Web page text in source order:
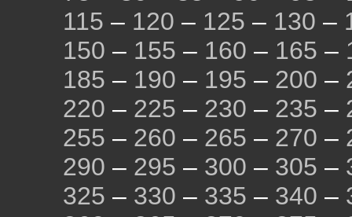
115 – 120 – 125 – 130 –
150 – 155 – 160 – 165 –
185 – 190 – 195 – 200 –
220 – 225 – 230 – 235 –
255 – 260 – 265 – 270 –
290 – 295 – 300 – 305 –
325 – 330 – 335 – 340 –